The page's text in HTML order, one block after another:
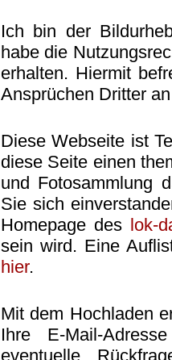
Ich bin der
habe die
erhalten. Hiermit
Ansprüchen Dritter
Diese Webseite ist
diese Seite einen
und Fotosammlung
Sie sich
Homepage des lok-
sein wird. Eine
hier.
Mit dem Hochladen
Ihre E-Mail-
eventuelle